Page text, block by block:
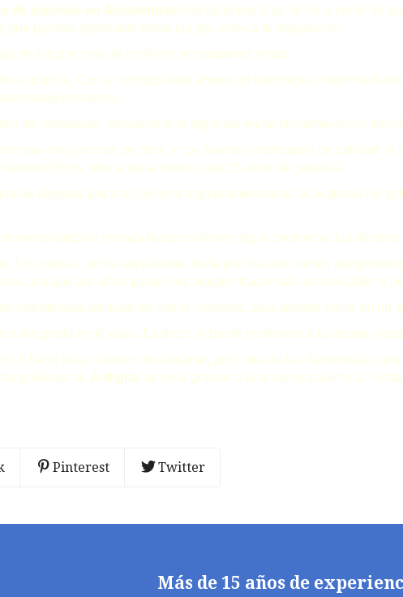
de piscinas en Alcobendas hay tanto piscinas de obra como de
que puedas plantearte todas las opciones a tu disposición.
de las piscinas de poliéster encontramos estas:
Con el consiguiente ahorro en transporte e
postventa.
instalación (nosotros te la dejamos en funcionamiento en tres
las piscinas de obra, y con buenos estándares de calidad: la
Pools, ofrece nada menos que 35 años de garantía.
algunas piscinas de obra algo rudimentarias, el acabado del
también es más barato si tienen algún problema, las de obra
golpes contra las paredes de la piscina son menos peligrosos
así que los niños pequeños pueden hacer más aconsejable el
incluido en varios modelos, para sentirte como en un
en el vaso. Es decir, el borde pertenece a la misma
largo plazo suelen decolorarse, pero otra de las desventajas
poliéster de Ardigral se evita gracias a una barrera química.
Pinterest Twitter
Más de 15 años de